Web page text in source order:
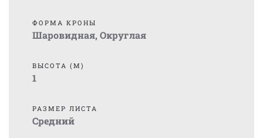
ФОРМА КРОНЫ
Шаровидная, Округлая
ВЫСОТА (М)
1
РАЗМЕР ЛИСТА
Средний